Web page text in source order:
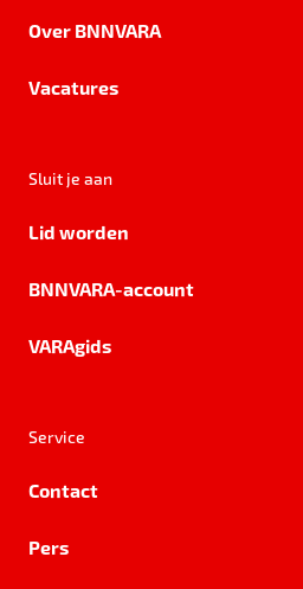
Over BNNVARA
Vacatures
Sluit je aan
Lid worden
BNNVARA-account
VARAgids
Service
Contact
Pers